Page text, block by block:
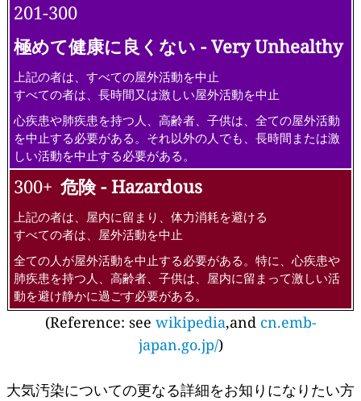
201-300
極めて健康に良くない - Very Unhealthy
上記の者は、すべての屋外活動を中止
すべての者は、長時間又は激しい屋外活動を中止
心疾患や肺疾患を持つ人、高齢者、子供は、全ての屋外活動
を中止する必要がある。それ以外の人でも、長時間または激
しい活動を中止する必要がある。
300+ 危険 - Hazardous
上記の者は、屋内に留まり、体力消耗を避ける
すべての者は、屋外活動を中止
全ての人が屋外活動を中止する必要がある。特に、心疾患や
肺疾患を持つ人、高齢者、子供は、屋内に留まって激しい活
動を避け静かに過ごす必要がある。
(Reference: see wikipedia,and cn.emb-
japan.go.jp/)
大気汚染についての更なる詳細をお知りになりたい方